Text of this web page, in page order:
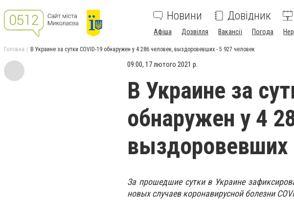
Новини Довідник
Афіша Дозвілля Вакансії Погода
Головна В Украине за сутки COVID-19 обнаружен у 4 286 человек, выздоровевших - 5 927 человек
09:00, 17 лютого 2021 р.
В Украине за
обнаружен у 4
выздоровевших
За прошедшие сутки в Украине
новых случаев коронавирусной болезни